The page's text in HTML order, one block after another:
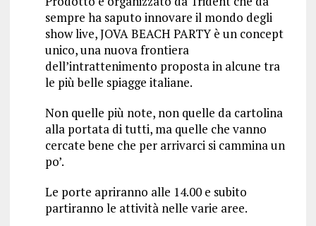
sempre ha saputo innovare il mondo degli
show live, JOVA BEACH PARTY è un concept
unico, una nuova frontiera
dell’intrattenimento proposta in alcune tra
le più belle spiagge italiane.
Non quelle più note, non quelle da cartolina
alla portata di tutti, ma quelle che vanno
cercate bene che per arrivarci si cammina un
po’.
Le porte apriranno alle 14.00 e subito
partiranno le attività nelle varie aree.